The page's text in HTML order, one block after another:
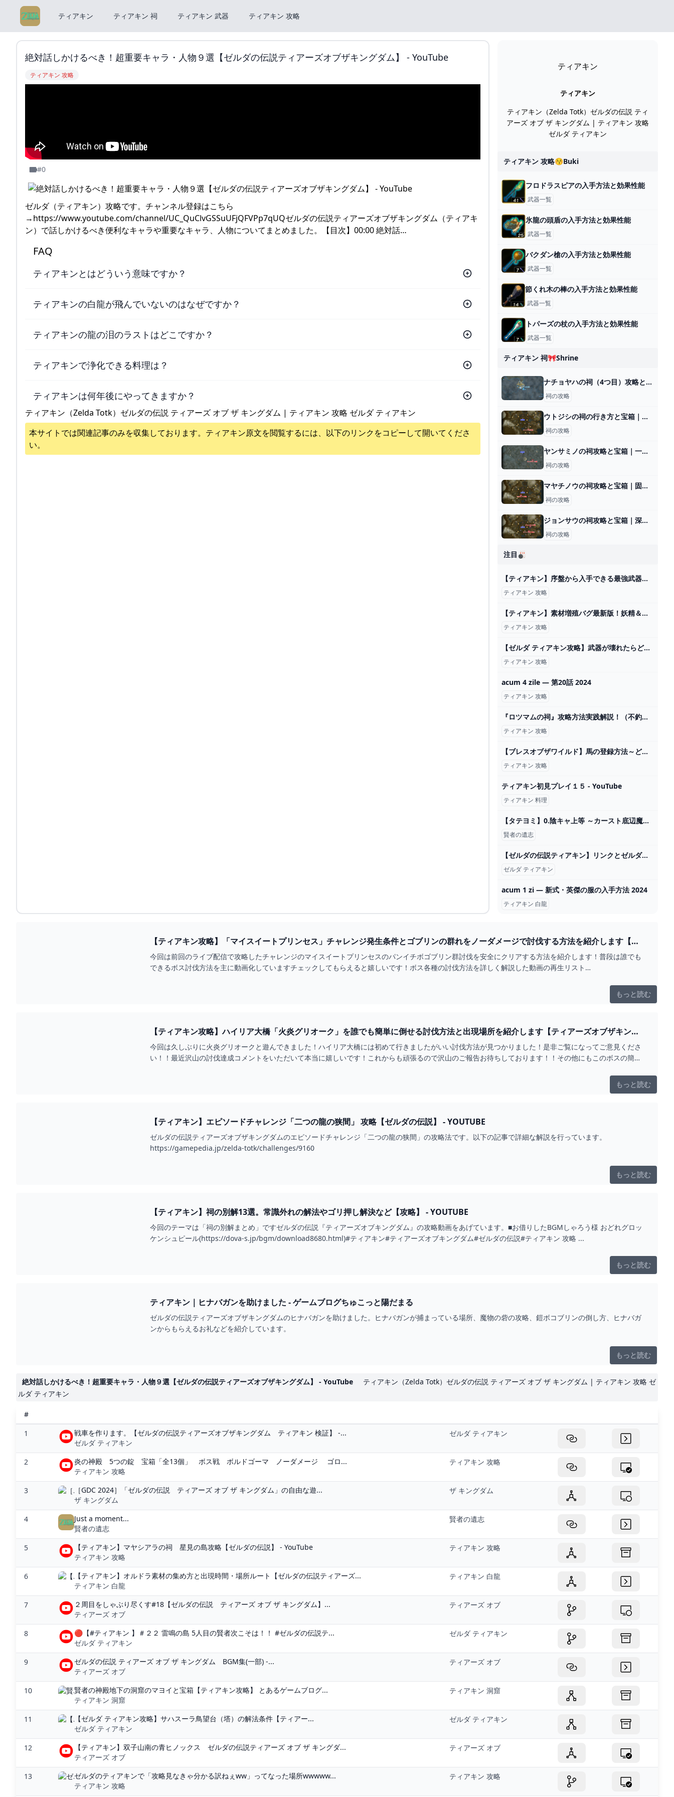
ティアキン ティアキン 祠 ティアキン 武器 ティアキン 攻略
絶対話しかけるべき！超重要キャラ・人物９選【ゼルダの伝説ティアーズオブザキングダム】 - YouTube
ティアキン 攻略
#0
ゼルダ（ティアキン）攻略です。チャンネル登録はこちら
→https://www.youtube.com/channel/UC_QuClvGSSuUFjQFVPp7qUQゼルダの伝説ティアーズオブザキングダム（ティアキ
ン）で話しかけるべき便利なキャラや重要なキャラ、人物についてまとめました。【目次】00:00 絶対話…
FAQ
ティアキンとはどういう意味ですか？
ティアキンの白龍が飛んでいないのはなぜですか？
ティアキンの龍の泪のラストはどこですか？
ティアキンで浄化できる料理は？
ティアキンは何年後にやってきますか？
ティアキン（Zelda Totk）ゼルダの伝説 ティアーズ オブ ザ キングダム | ティアキン 攻略 ゼルダ ティアキン
本サイトでは関連記事のみを収集しております。 ティアキン原文を閲覧するには、以下のリンクをコピーして開いてくださ
い。
ティアキン
ティアキン
ティアキン（Zelda Totk）ゼルダの伝説 ティ
アーズ オブ ザ キングダム | ティアキン 攻略
ゼルダ ティアキン
ティアキン 攻略😚buki
フロドラスピアの入手方法と効果性能
武器一覧
氷龍の頭盾の入手方法と効果性能
武器一覧
バクダン槍の入手方法と効果性能
武器一覧
節くれ木の棒の入手方法と効果性能
武器一覧
トパーズの杖の入手方法と効果性能
武器一覧
ティアキン 祠🎀shrine
ナチョヤハの祠（4つ目）攻略と行き方｜戻る力
祠の攻略
ウトジシの祠の行き方と宝箱｜ラウルの祝福
祠の攻略
ヤンサミノの祠攻略と宝箱｜一身の戦い 重力
祠の攻略
マヤチノウの祠攻略と宝箱｜固定するもの
祠の攻略
ジョンサウの祠攻略と宝箱｜深く 強く
祠の攻略
注目🎳
【ティアキン】序盤から入手できる最強武器！！【ゼルダの伝説 ティアーズ オブ ザ キングダム】 - YouTube
ティアキン 攻略
【ティアキン】素材増殖バグ最新版！妖精＆生き物も超簡単に増やせる！完全上位互換！【ゼルダの伝説ティアーズオブザキングダム】 - YouTube
ティアキン 攻略
【ゼルダ ティアキン攻略】武器が壊れたらどうすればいい？ 対策を解説【ティアーズ オブ ザ キングダム】 ゲーム・エンタメ最新情報のファミ通.com
ティアキン 攻略
acum 4 zile — 第20話 2024
ティアキン 攻略
『ロツマムの祠』攻略方法実践解説！（不釣り合いな関係）【ゼルダの伝説 ティアーズ オブ ザ キングダム 】 - YouTube
ティアキン 攻略
【ブレスオブザワイルド】馬の登録方法～どこでも自由に呼び出せるようにしよう～【ゼルダ攻略ブログ】. 馬宿. ゼルダの伝説ブレスオブザワイルド. 2024
ティアキン 攻略
ティアキン初見プレイ１５ - YouTube
ティアキン 料理
【タテヨミ】0.陰キャ上等 ～カースト底辺魔王、リア充勇者をぶっ潰す～ （Piro 他 weavin） 無料試し読みならドコモの漫画・電子書籍ストアdブック
賢者の遺志
【ゼルダの伝説ティアキン】リンクとゼルダって同棲してるっぽいけどベッド1つしか無くね…？を見たネットの反応集ｗｗｗ【ゼルダの伝説ティアーズオブザキングダム】 - YouTube
ゼルダ ティアキン
acum 1 zi — 新式・英傑の服の入手方法 2024
ティアキン 白龍
【ティアキン攻略】「マイスイートプリンセス」チャレンジ発生条件とゴブリンの群れをノーダメージで討伐する方法を紹介します【テ
ィアーズオブザキングダム】 - YOUTUBE
今回は前回のライブ配信で攻略したチャレンジのマイスイートプリンセスのパンイチボゴブリン群討伐を安全にクリアする方法を紹介します！普段は誰でも
できるボス討伐方法を主に動画化していますチェックしてもらえると嬉しいです！ボス各種の討伐方法を詳しく解説した動画の再生リスト
もっと読む
【ティアキン攻略】ハイリア大橋「火炎グリオーク」を誰でも簡単に倒せる討伐方法と出現場所を紹介します【ティアーズオブザキング
ダム】 - YOUTUBE
今回は久しぶりに火炎グリオークと遊んできました！ハイリア大橋には初めて行きましたがいい討伐方法が見つかりました！是非ご覧になってご意見くださ
い！！最近沢山の討伐達成コメントをいただいて本当に嬉しいです！これからも頑張るので沢山のご報告お待ちしております！！その他にもこのボスの簡単
もっと読む
【ティアキン】エピソードチャレンジ「二つの龍の狭間」 攻略【ゼルダの伝説】 - YOUTUBE
ゼルダの伝説ティアーズオブザキングダムのエピソードチャレンジ「二つの龍の狭間」の攻略法です。以下の記事で詳細な解説を行っています。
https://gamepedia.jp/zelda-totk/challenges/9160
もっと読む
【ティアキン】祠の別解13選。常識外れの解法やゴリ押し解決など【攻略】 - YOUTUBE
今回のテーマは「祠の別解まとめ」ですゼルダの伝説『ティアーズオブキングダム』の攻略動画をあげています。■お借りしたBGMしゃろう様 おどれグロッ
ケンシュピール(https://dova-s.jp/bgm/download8680.html)#ティアキン#ティアーズオブキングダム#ゼルダの伝説#ティアキン 攻略 ...
もっと読む
ティアキン｜ヒナバガンを助けました - ゲームブログちゅこっと陽だまる
ゼルダの伝説ティアーズオブザキングダムのヒナバガンを助けました。ヒナバガンが捕まっている場所、魔物の砦の攻略、鎧ボコブリンの倒し方、ヒナバガ
ンからもらえるお礼などを紹介しています。
もっと読む
絶対話しかけるべき！超重要キャラ・人物９選【ゼルダの伝説ティアーズオブザキングダム】 - YouTube
ティアキン（Zelda Totk）ゼルダの伝説 ティアーズ オブ ザ キングダム | ティアキン 攻略 ゼ
ルダ ティアキン
#
1
戦車を作ります。【ゼルダの伝説ティアーズオブザキングダム ティアキン 検証】 -...
ゼルダ ティアキン
ゼルダ ティアキン
2
炎の神殿 5つの錠 宝箱「全13個」 ボス戦 ボルドゴーマ ノーダメージ ゴロ...
ティアキン 攻略
ティアキン 攻略
3
［GDC 2024］「ゼルダの伝説 ティアーズ オブ ザ キングダム」の自由な遊...
ザ キングダム
ザ キングダム
4
Just a moment...
賢者の遺志
賢者の遺志
5
【ティアキン】マヤシアラの祠 星見の島攻略【ゼルダの伝説】 - YouTube
ティアキン 攻略
ティアキン 攻略
6
【ティアキン】オルドラ素材の集め方と出現時間・場所ルート【ゼルダの伝説ティアーズ...
ティアキン 白龍
ティアキン 白龍
7
２周目をしゃぶり尽くす#18【ゼルダの伝説 ティアーズ オブ ザ キングダム】...
ティアーズ オブ
ティアーズ オブ
8
🔴【#ティアキン 】＃２２ 雷鳴の島 5人目の賢者次こそは！！ #ゼルダの伝説テ...
ゼルダ ティアキン
ゼルダ ティアキン
9
ゼルダの伝説 ティアーズ オブ ザ キングダム BGM集(一部) -...
ティアーズ オブ
ティアーズ オブ
10
賢者の神殿地下の洞窟のマヨイと宝箱【ティアキン攻略】 とあるゲームブログ...
ティアキン 洞窟
ティアキン 洞窟
11
【ゼルダ ティアキン攻略】サハスーラ鳥望台（塔）の解法条件【ティアー...
ゼルダ ティアキン
ゼルダ ティアキン
12
【ティアキン】双子山南の青ヒノックス ゼルダの伝説ティアーズ オブ ザ キングダ...
ティアーズ オブ
ティアーズ オブ
13
ゼルダのティアキンで「攻略見なきゃ分かる訳ねぇww」ってなった場所wwwww...
ティアキン 攻略
ティアキン 攻略